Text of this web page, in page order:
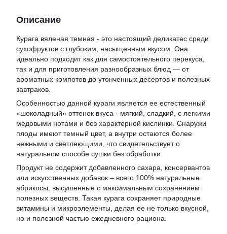
Описание
Курага вяленая темная - это настоящий деликатес среди
сухофруктов с глубоким, насыщенным вкусом. Она
идеально подходит как для самостоятельного перекуса,
так и для приготовления разнообразных блюд — от
ароматных компотов до утонченных десертов и полезных
завтраков.
Особенностью данной кураги является ее естественный
«шоколадный» оттенок вкуса - мягкий, сладкий, с легкими
медовыми нотами и без характерной кислинки. Снаружи
плоды имеют темный цвет, а внутри остаются более
нежными и светлеющими, что свидетельствует о
натуральном способе сушки без обработки.
Продукт не содержит добавленного сахара, консервантов
или искусственных добавок – всего 100% натуральные
абрикосы, высушенные с максимальным сохранением
полезных веществ. Такая курага сохраняет природные
витамины и микроэлементы, делая ее не только вкусной,
но и полезной частью ежедневного рациона.